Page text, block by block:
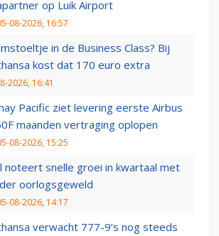
op Luik Airport
08-2026, 16:57
in de Business Class? Bij
kost dat 170 euro extra
2026, 16:41
Pacific ziet levering eerste Airbus
maanden vertraging oplopen
08-2026, 15:25
noteert snelle groei in kwartaal met
oorlogsgeweld
08-2026, 14:17
verwacht 777-9’s nog steeds